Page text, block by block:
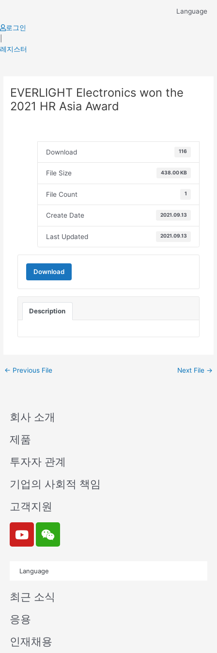
content
Language
로그인
레지스터
EVERLIGHT Electronics won the
2021 HR Asia Award
Download 116
File Size 438.00 KB
File Count 1
Create Date 2021.09.13
Last Updated 2021.09.13
Download
Description
navigation
← Previous File Next File →
회사 소개
제품
투자자 관계
기업의 사회적 책임
고객지원
Y
o
u
e
W
e
i
n
Language
최근 소식
응용
인재채용